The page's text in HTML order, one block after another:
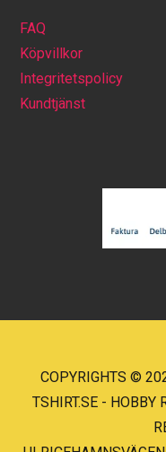
FAQ
Köpvillkor
Integritetspolicy
Kundtjänst
COPYRIGHTS ©
TSHIRT.SE - HOBBY